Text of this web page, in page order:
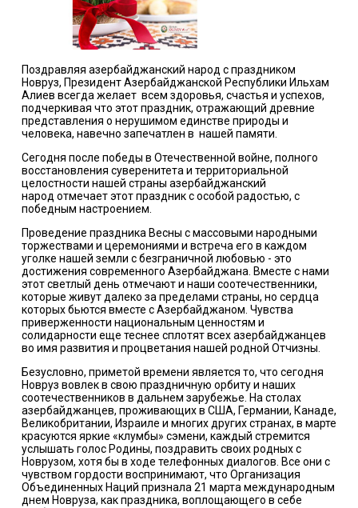
Поздравляя азербайджанский народ с праздником
Новруз, ПрезидентАзербайджанской Республики Ильхам
Алиев всегда желает всем здоровья, счастья и успехов,
подчеркивая что этот праздник, отражающий древние
представления о нерушимом единстве природы и
человека, навечно запечатлен в нашей памяти.
Сегодня после победы в Отечественной войне, полного
восстановления суверенитета и территориальной
целостности нашей страны азербайджанский
народ отмечает этот праздник с особой радостью, с
победным настроением
Проведение праздника Весны с массовыми народными
торжествами и церемониями и встреча его в каждом
уголке нашей земли с безграничной любовью - это
достижения современного Азербайджана. Вместе с нами
этот светлый день отмечают и наши соотечественники,
которые живут далеко за пределами страны, но сердца
которых бьются вместе с Азербайджаном. Чувства
приверженности национальным ценностям и
солидарности еще теснее сплотят всех азербайджанцев
во имя развития и процветания нашей родной Отчизны.
Безусловно, приметой времени является то, что сегодня
Новруз вовлек в свою праздничную орбиту и наших
соотечественников в дальнем зарубежье. На столах
азербайджанцев, проживающих в США, Германии, Канаде,
Великобритании, Израиле и многих других странах, в марте
красуются яркие «клумбы» сэмени, каждый стремится
услышать голос Родины, поздравить своих родных с
Новрузом, хотя бы в ходе телефонных диалогов. Все они с
чувством гордости воспринимают, что Организация
Объединенных Наций признала 21 марта международным
днем Новруза, как праздника, воплощающего в себе